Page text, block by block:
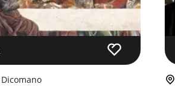
Dicomano